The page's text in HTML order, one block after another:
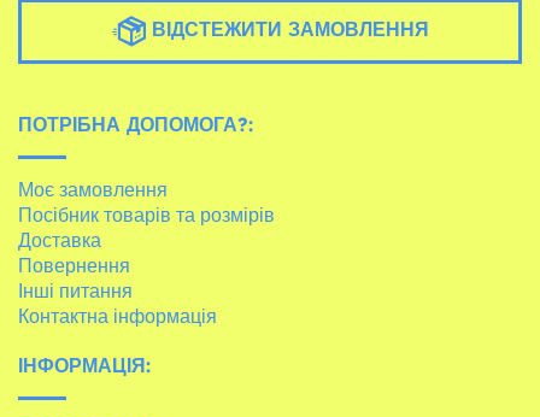
ВІДСТЕЖИТИ ЗАМОВЛЕННЯ
ПОТРІБНА ДОПОМОГА?:
Моє замовлення
Посібник товарів та розмірів
Доставка
Повернення
Інші питання
Контактна інформація
ІНФОРМАЦІЯ: